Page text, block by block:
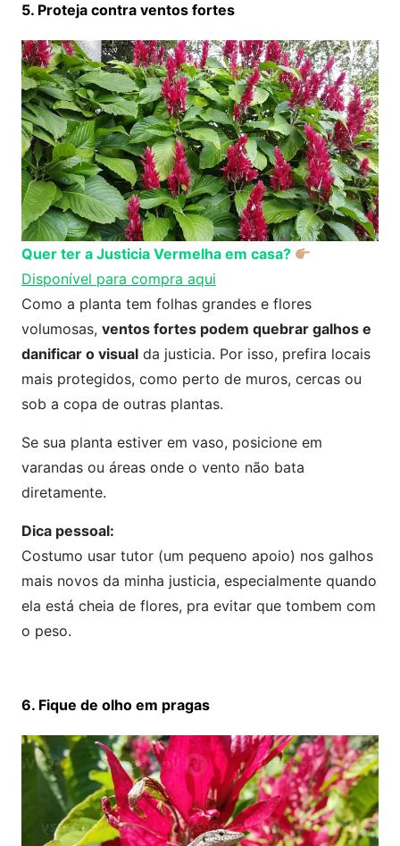
5. Proteja contra ventos fortes
Quer ter a Justicia Vermelha em casa?
Disponível para compra aqui
Como a planta tem folhas grandes e flores
volumosas, ventos fortes podem quebrar galhos e
danificar o visual da justicia. Por isso, prefira locais
mais protegidos, como perto de muros, cercas ou
sob a copa de outras plantas.
Se sua planta estiver em vaso, posicione em
varandas ou áreas onde o vento não bata
diretamente.
Dica pessoal:
Costumo usar tutor (um pequeno apoio) nos galhos
mais novos da minha justicia, especialmente quando
ela está cheia de flores, pra evitar que tombem com
o peso.
6. Fique de olho em pragas